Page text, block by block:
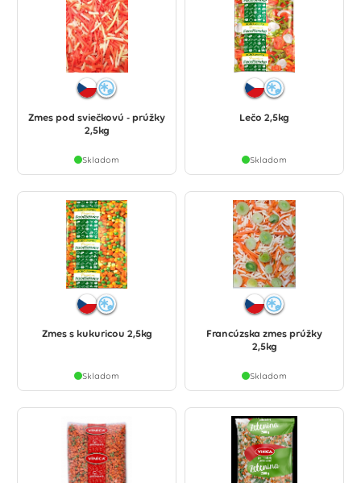
Zmes pod sviečkovú - prúžky
2,5kg
Skladom
Lečo 2,5kg
Skladom
Zmes s kukuricou 2,5kg
Skladom
Francúzska zmes prúžky
2,5kg
Skladom